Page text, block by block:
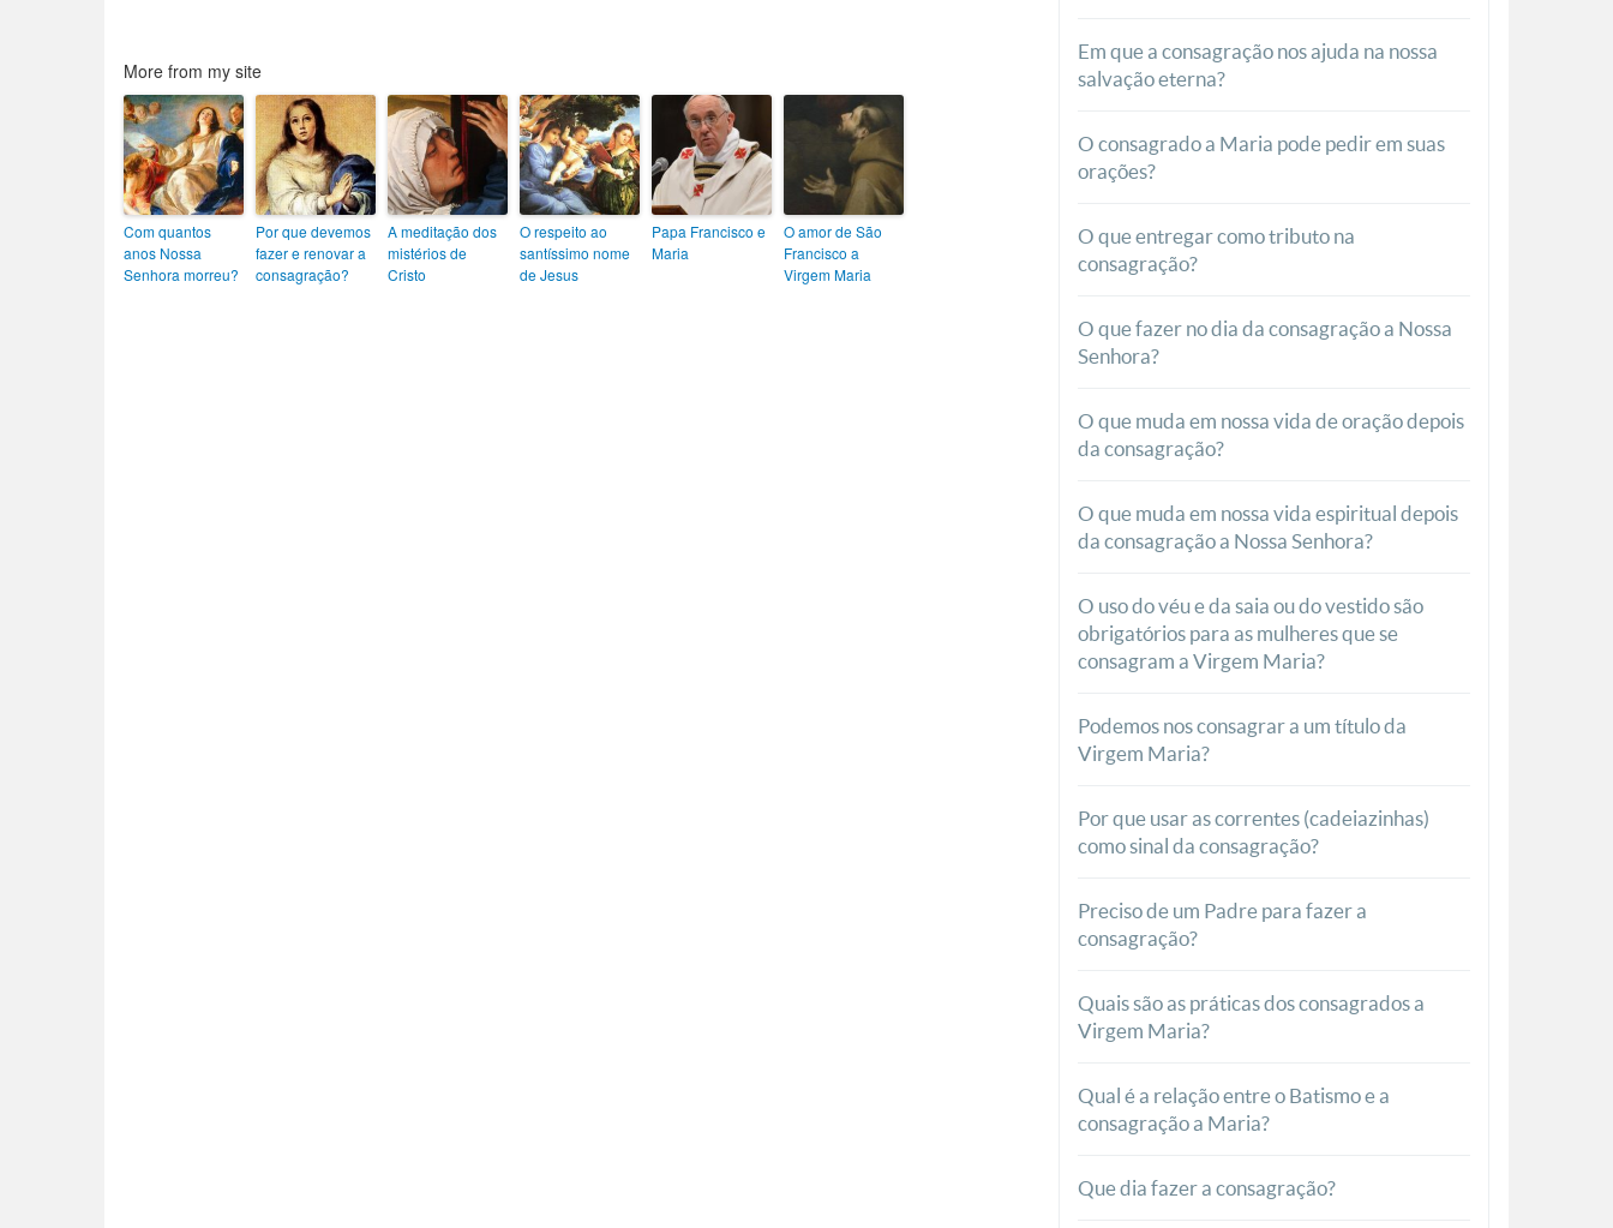
More from my site
Com quantos
anos Nossa
Senhora morreu?
Por que devemos
fazer e renovar a
consagração?
A meditação dos
mistérios de
Cristo
O respeito ao
santíssimo nome
de Jesus
Papa Francisco e
Maria
O amor de São
Francisco a
Virgem Maria
Em que a consagração nos ajuda na nossa
salvação eterna?
O consagrado a Maria pode pedir em suas
orações?
O que entregar como tributo na
consagração?
O que fazer no dia da consagração a Nossa
Senhora?
O que muda em nossa vida de oração depois
da consagração?
O que muda em nossa vida espiritual depois
da consagração a Nossa Senhora?
O uso do véu e da saia ou do vestido são
obrigatórios para as mulheres que se
consagram a Virgem Maria?
Podemos nos consagrar a um título da
Virgem Maria?
Por que usar as correntes (cadeiazinhas)
como sinal da consagração?
Preciso de um Padre para fazer a
consagração?
Quais são as práticas dos consagrados a
Virgem Maria?
Qual é a relação entre o Batismo e a
consagração a Maria?
Que dia fazer a consagração?